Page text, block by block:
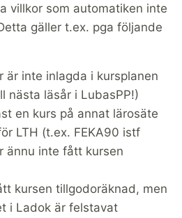
villkor som automatiken inte
gäller t.ex. pga följande
är inte inlagda i kursplanen
nästa läsår i LubasPP!)
en kurs på annat lärosäte
LTH (t.ex. FEKA90 istf
ännu inte fått kursen
kursen tillgodoräknad, men
i Ladok är felstavat